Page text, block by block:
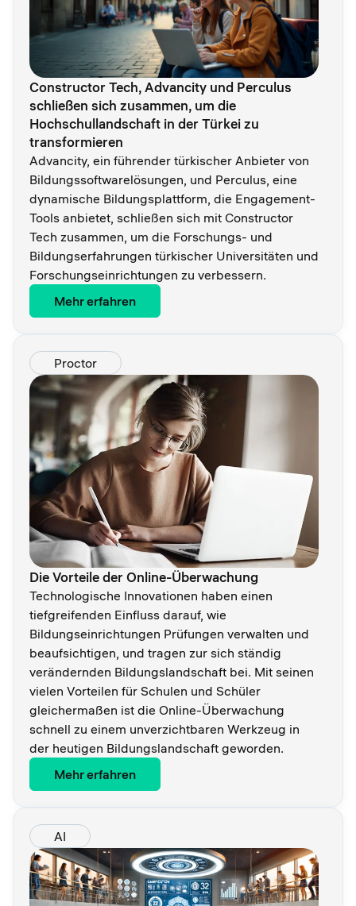
Constructor Tech, Advancity und Perculus
schließen sich zusammen, um die
Hochschullandschaft in der Türkei zu
transformieren
Advancity, ein führender türkischer Anbieter von
Bildungssoftwarelösungen, und Perculus, eine
dynamische Bildungsplattform, die Engagement-
Tools anbietet, schließen sich mit Constructor
Tech zusammen, um die Forschungs- und
Bildungserfahrungen türkischer Universitäten und
Forschungseinrichtungen zu verbessern.
Mehr erfahren
Proctor
Die Vorteile der Online-Überwachung
Technologische Innovationen haben einen
tiefgreifenden Einfluss darauf, wie
Bildungseinrichtungen Prüfungen verwalten und
beaufsichtigen, und tragen zur sich ständig
verändernden Bildungslandschaft bei. Mit seinen
vielen Vorteilen für Schulen und Schüler
gleichermaßen ist die Online-Überwachung
schnell zu einem unverzichtbaren Werkzeug in
der heutigen Bildungslandschaft geworden.
Mehr erfahren
AI